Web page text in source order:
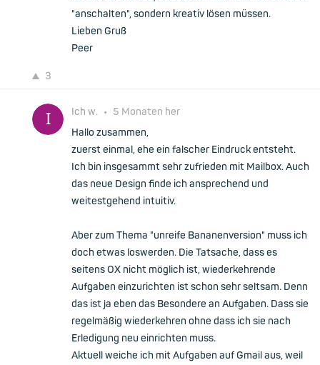
"anschalten", sondern kreativ lösen müssen.
Lieben Gruß
Peer
3
Ich w. • 5 Monaten her
Hallo zusammen,
zuerst einmal, ehe ein falscher Eindruck entsteht.
Ich bin insgesammt sehr zufrieden mit Mailbox. Auch
das neue Design finde ich ansprechend und
weitestgehend intuitiv.
Aber zum Thema "unreife Bananenversion" muss ich
doch etwas loswerden. Die Tatsache, dass es
seitens OX nicht möglich ist, wiederkehrende
Aufgaben einzurichten ist schon sehr seltsam. Denn
das ist ja eben das Besondere an Aufgaben. Dass sie
regelmäßig wiederkehren ohne dass ich sie nach
Erledigung neu einrichten muss.
Aktuell weiche ich mit Aufgaben auf Gmail aus, weil